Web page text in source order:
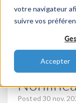
votre navigateur
suivre vos
Accepter
back to
Posted 30 nov.